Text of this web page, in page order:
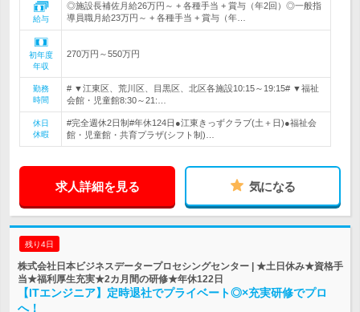
給与
◎施設長補佐月給26万円～ + 各種手当 + 賞与（年2回）◎一般指
導員職月給23万円～ + 各種手当 + 賞与（年…
初年度
年収
270万円～550万円
勤務
時間
# ▼江東区、荒川区、目黒区、北区各施設10:15～19:15# ▼福祉
会館・児童館8:30～21:…
休日
休暇
#完全週休2日制#年休124日●江東きっずクラブ(土＋日)●福祉会
館・児童館・共育プラザ(シフト制)…
求人詳細を見る 気になる
残り4日
株式会社日本ビジネスデータープロセシングセンター | ★土日休み★資格手
当★福利厚生充実★2カ月間の研修★年休122日
【ITエンジニア】定時退社でプライベート◎×充実研修でプロ
へ！